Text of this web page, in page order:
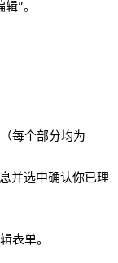
”。
每个部分均为
并选中确认你已理
表单。